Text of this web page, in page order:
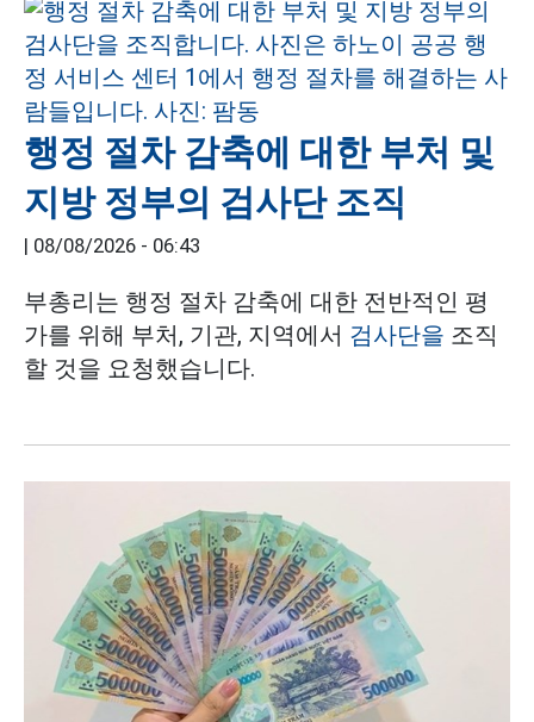
행정 절차 감축에 대한 부처 및
지방 정부의 검사단 조직
08/08/2026 - 06:43
부총리는 행정 절차 감축에 대한 전반적인 평
가를 위해 부처, 기관, 지역에서 검사단을 조직
할 것을 요청했습니다.